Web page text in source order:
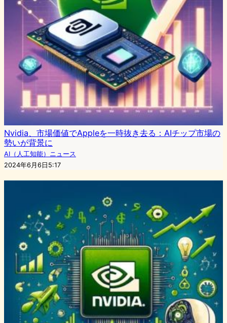
Nvidia、市場価値でAppleを一時抜き去る：AIチップ市場の
勢いが背景に
AI（人工知能）ニュース
2024年6月6日5:17